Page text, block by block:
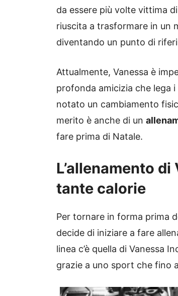
da essere più volte vittima
riuscita a trasformare in un
diventando un punto di
Attualmente, Vanessa è
profonda amicizia che lega
notato un cambiamento
merito è anche di un
fare prima di Natale.
L’allenamento
tante calorie
Per tornare in forma prima
decide di iniziare a fare
linea c’è quella di Vanessa
grazie a uno sport che fino